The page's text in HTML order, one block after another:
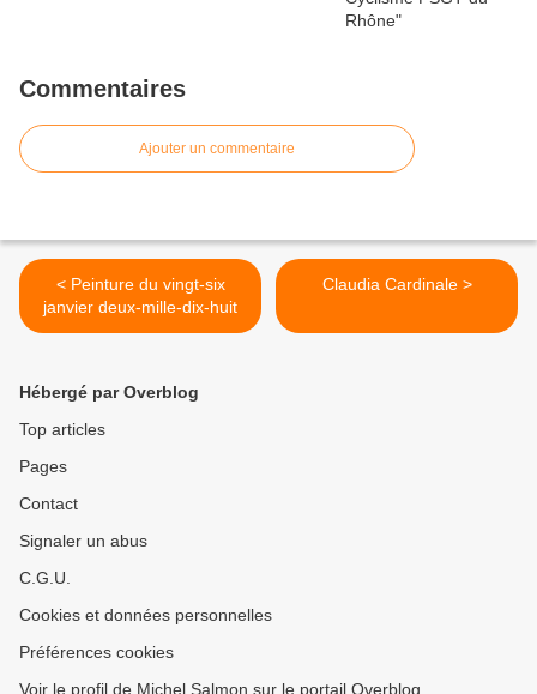
Commentaires
Ajouter un commentaire
< Peinture du vingt-six
janvier deux-mille-dix-huit
Claudia Cardinale >
Hébergé par Overblog
Top articles
Pages
Contact
Signaler un abus
C.G.U.
Cookies et données personnelles
Préférences cookies
Voir le profil de Michel Salmon sur le portail Overblog